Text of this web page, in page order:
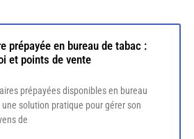
prépayée en bureau de tabac :
et points de vente
prépayées disponibles en bureau
solution pratique pour gérer son
de